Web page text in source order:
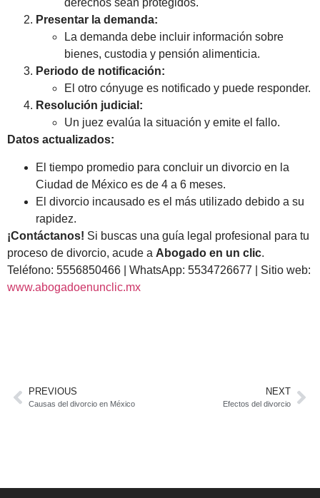
derechos sean protegidos.
Presentar la demanda:
La demanda debe incluir información sobre
bienes, custodia y pensión alimenticia.
Periodo de notificación:
El otro cónyuge es notificado y puede responder.
Resolución judicial:
Un juez evalúa la situación y emite el fallo.
Datos actualizados:
El tiempo promedio para concluir un divorcio en la
Ciudad de México es de 4 a 6 meses.
El divorcio incausado es el más utilizado debido a su
rapidez.
¡Contáctanos! Si buscas una guía legal profesional para tu
proceso de divorcio, acude a Abogado en un clic.
Teléfono: 5556850466 | WhatsApp: 5534726677 | Sitio web:
www.abogadoenunclic.mx
PREVIOUS
Causas del divorcio en México
NEXT
Efectos del divorcio